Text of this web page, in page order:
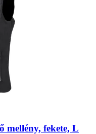
mellény, fekete, L